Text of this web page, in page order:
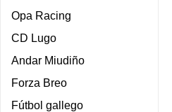
Opa Racing
CD Lugo
Andar Miudiño
Forza Breo
Fútbol gallego